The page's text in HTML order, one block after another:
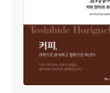
커피를 독점한 남자
판촉 캠페인 172·두
76·커피브레이크
차 녹병 판데믹 182·